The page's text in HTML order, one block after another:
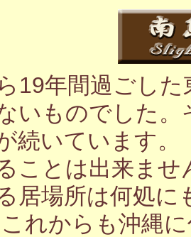
19年間過ごし
いものでした
続いています
ことは出来ま
居場所は何処
れからも沖縄